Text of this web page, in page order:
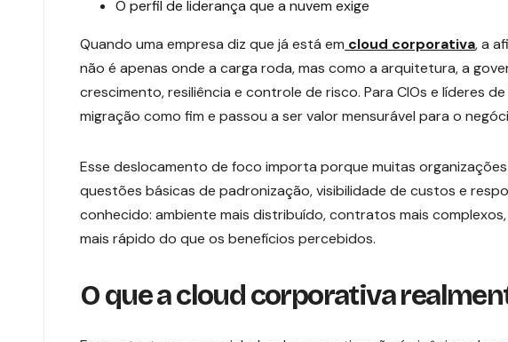
O perfil de liderança que a nuvem exige
Quando uma empresa diz que já está em cloud corporativa, a
não é apenas onde a carga roda, mas como a arquitetura, a
crescimento, resiliência e controle de risco. Para CIOs e líderes
migração como fim e passou a ser valor mensurável para o
Esse deslocamento de foco importa porque muitas
questões básicas de padronização, visibilidade de custos e
conhecido: ambiente mais distribuído, contratos mais
mais rápido do que os benefícios percebidos.
O que a cloud corporativa